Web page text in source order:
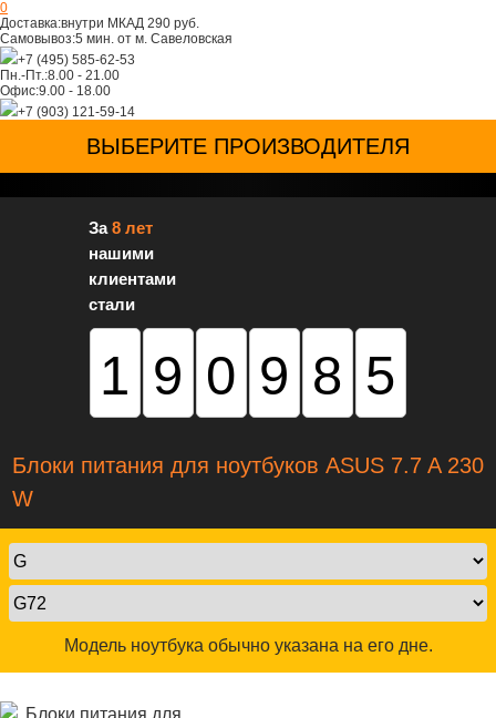
0
Доставка:внутри МКАД 290 руб.
Самовывоз:5 мин. от м. Савеловская
+7 (495) 585-62-53
Пн.-Пт.:8.00 - 21.00
Офис:9.00 - 18.00
+7 (903) 121-59-14
ВЫБЕРИТЕ ПРОИЗВОДИТЕЛЯ
За8 лет
нашими
клиентами
стали
190985
Блоки питания для ноутбуков ASUS 7.7 A 230
W
Модель ноутбука обычно указана на его дне.